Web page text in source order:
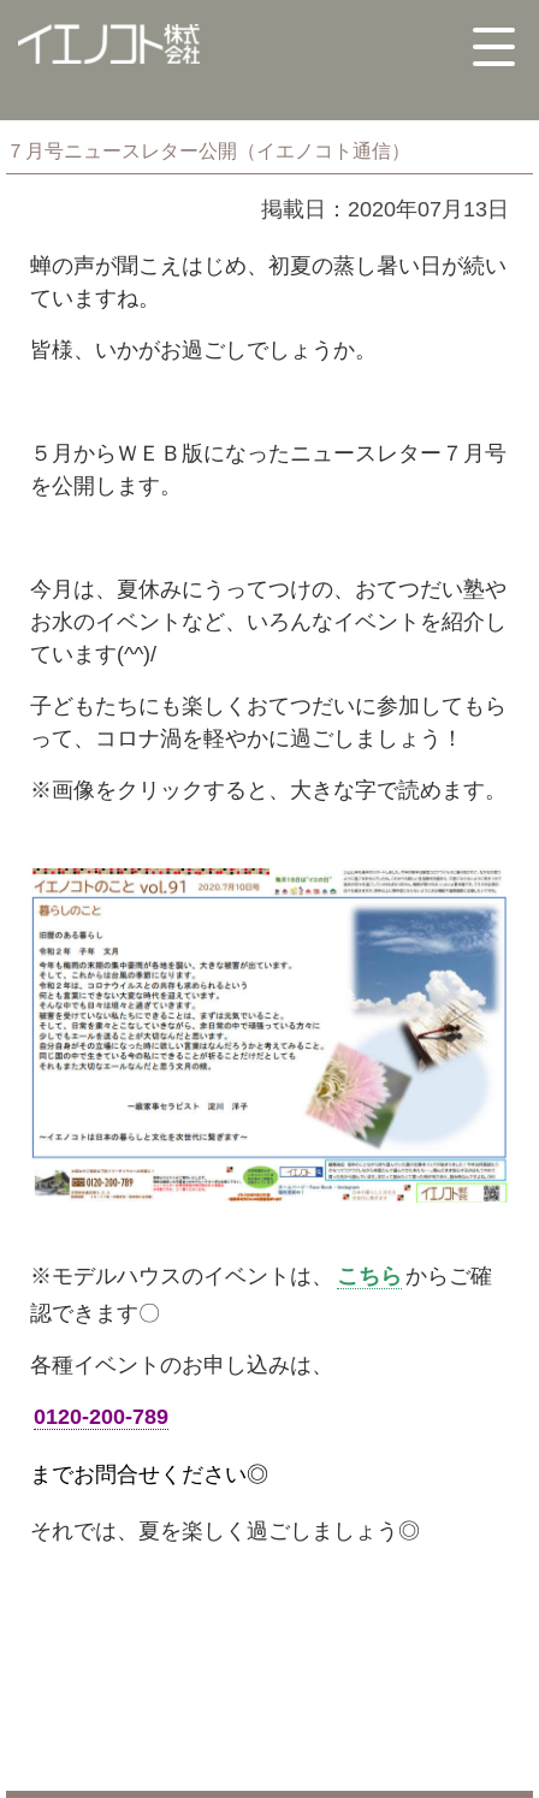
７月号ニュースレター公開（イエノコト通信）
掲載日：2020年07月13日
蝉の声が聞こえはじめ、初夏の蒸し暑い日が続い
ていますね。
皆様、いかがお過ごしでしょうか。
５月からＷＥＢ版になったニュースレター７月号
を公開します。
今月は、夏休みにうってつけの、おてつだい塾や
お水のイベントなど、いろんなイベントを紹介し
ています(^^)/
子どもたちにも楽しくおてつだいに参加してもら
って、コロナ渦を軽やかに過ごしましょう！
※画像をクリックすると、大きな字で読めます。
※モデルハウスのイベントは、 こちら からご確
認できます〇
各種イベントのお申し込みは、
0120-200-789
までお問合せください◎
それでは、夏を楽しく過ごしましょう◎